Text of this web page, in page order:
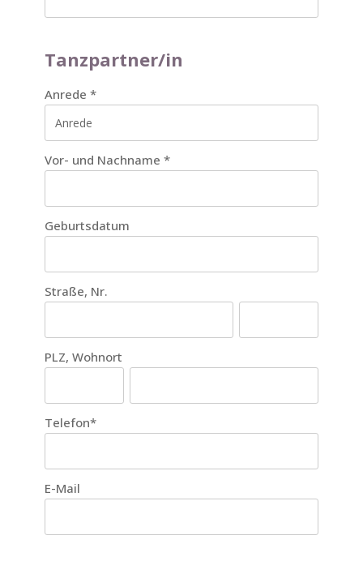
Tanzpartner/in
Anrede *
Vor- und Nachname *
Geburtsdatum
Straße, Nr.
PLZ, Wohnort
Telefon*
E-Mail